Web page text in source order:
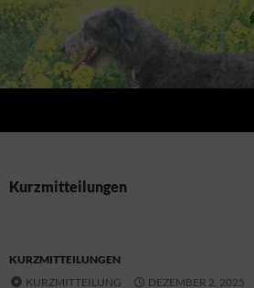
Zum
Inhalt
springen
Kurzmitteilungen
KURZMITTEILUNGEN
KURZMITTEILUNG
DEZEMBER 2, 2025